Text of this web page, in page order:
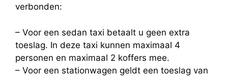
verbonden:
– Voor een sedan taxi betaalt u geen extra
toeslag. In deze taxi kunnen maximaal 4
personen en maximaal 2 koffers mee.
– Voor een stationwagen geldt een toeslag van